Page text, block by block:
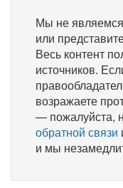
Мы не
или
Весь контент
источников.
возражаете
— пожалуйста,
обратной связи
и мы